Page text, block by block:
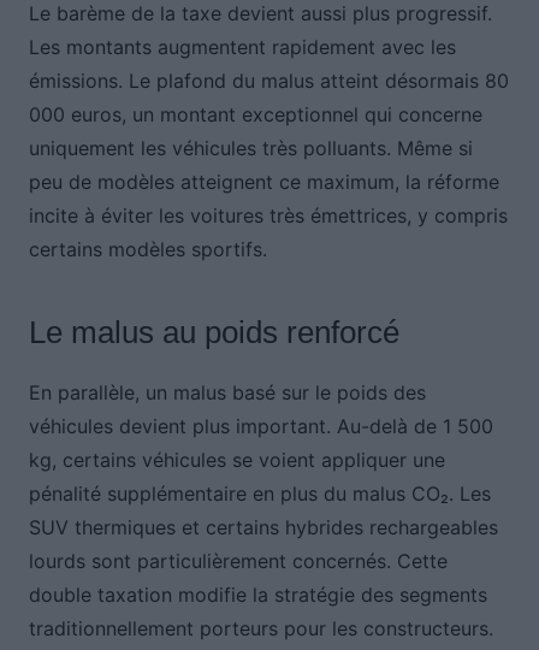
Le barème de la taxe devient aussi plus progressif.
Les montants augmentent rapidement avec les
émissions. Le plafond du malus atteint désormais 80
000 euros, un montant exceptionnel qui concerne
uniquement les véhicules très polluants. Même si
peu de modèles atteignent ce maximum, la réforme
incite à éviter les voitures très émettrices, y compris
certains modèles sportifs.
Le malus au poids renforcé
En parallèle, un malus basé sur le poids des
véhicules devient plus important. Au-delà de 1 500
kg, certains véhicules se voient appliquer une
pénalité supplémentaire en plus du malus CO₂. Les
SUV thermiques et certains hybrides rechargeables
lourds sont particulièrement concernés. Cette
double taxation modifie la stratégie des segments
traditionnellement porteurs pour les constructeurs.